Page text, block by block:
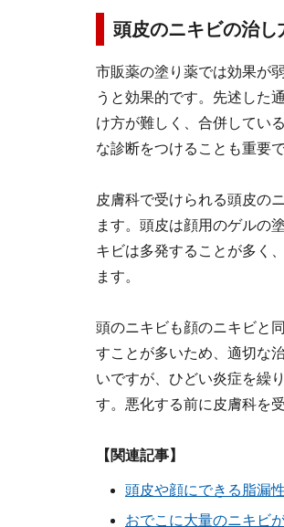
頭皮のニキビの治
市販薬の塗り薬では効果が
うと効果的です。先述した
け方が難しく、合併してい
な診断をつけることも重要で
皮膚科で受けられる頭皮の
ます。頭皮は顔用のゲルの
キビは多発することが多く
ます。
頭のニキビも顔のニキビと
すことが多いため、適切な
いですが、ひどい炎症を繰
す。悪化する前に皮膚科を
【関連記事】
頭皮や顔にできる脂漏
おでこに大量のニキビ